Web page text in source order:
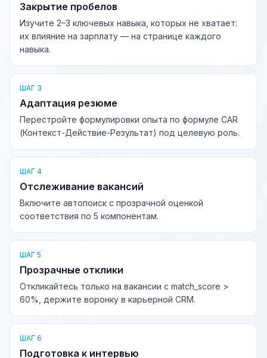
Закрытие пробелов
Изучите 2–3 ключевых навыка, которых не хватает:
их влияние на зарплату — на странице каждого
навыка.
ШАГ 3
Адаптация резюме
Перестройте формулировки опыта по формуле CAR
(Контекст-Действие-Результат) под целевую роль.
ШАГ 4
Отслеживание вакансий
Включите автопоиск с прозрачной оценкой
соответствия по 5 компонентам.
ШАГ 5
Прозрачные отклики
Откликайтесь только на вакансии с match_score >
60%, держите воронку в карьерной CRM.
ШАГ 6
Подготовка к интервью